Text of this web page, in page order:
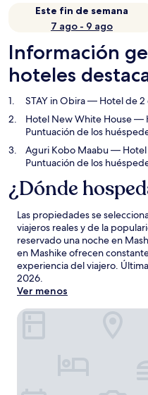
Este fin de semana
7 ago - 9 ago
Información
hoteles
STAY in Obira— Hotel de 2
Hotel New White House—
Puntuación de los
Aguri Kobo Maabu— Hotel
Puntuación de los
¿Dónde
Las propiedades se
viajeros reales y de la
reservado una noche en
en Mashike ofrecen
experiencia del viajero.
2026.
Ver menos
STAY in Obira